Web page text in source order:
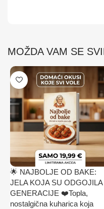
MOŽDA VAM SE
🌟 NAJBOLJE OD BAKE:
JELA KOJA SU ODGOJILA
GENERACIJE ❤️Topla,
nostalgična kuharica koja